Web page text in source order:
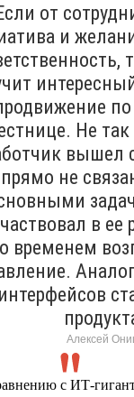
от
и
по
Не
вышел
прямо не
в ее
временем
Алексей
с ИТ-